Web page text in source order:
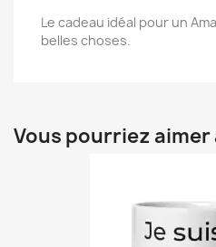
Le cadeau idéal pour un
belles choses.
Vous pourriez aimer